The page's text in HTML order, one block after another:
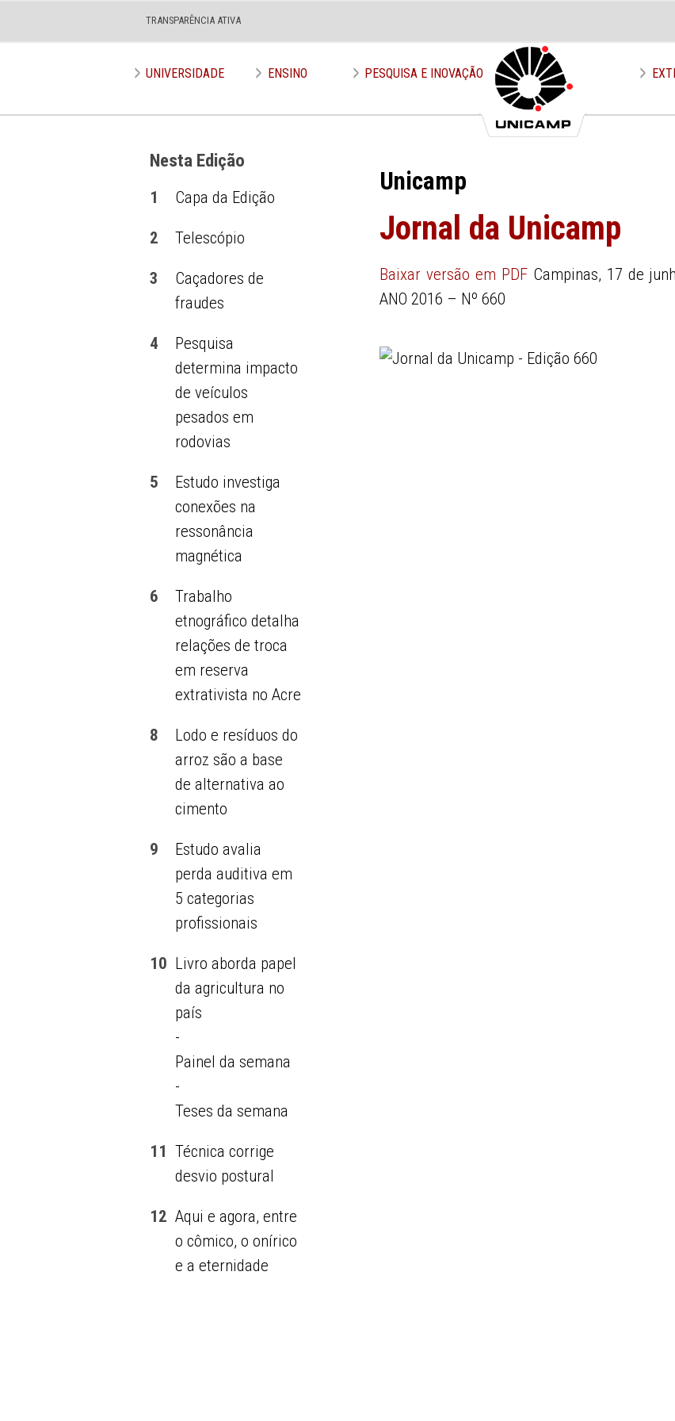
TRANSPARÊNCIA ATIVA
UNIVERSIDADE ENSINO PESQUISA E INOVAÇÃO
Unicamp
Jornal da Unicamp
Baixar versão em PDF Campinas, 17 de
ANO 2016 – Nº 660
Nesta Edição
1 Capa da Edição
2 Telescópio
3
Caçadores de
fraudes
4
Pesquisa
determina impacto
de veículos
pesados em
rodovias
5
Estudo investiga
conexões na
ressonância
magnética
6
Trabalho
etnográfico detalha
relações de troca
em reserva
extrativista no Acre
8
Lodo e resíduos do
arroz são a base
de alternativa ao
cimento
9
Estudo avalia
perda auditiva em
5 categorias
profissionais
10 Livro aborda papel
da agricultura no
país
-
Painel da semana
-
Teses da semana
11 Técnica corrige
desvio postural
12 Aqui e agora, entre
o cômico, o onírico
e a eternidade